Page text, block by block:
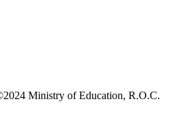
Ministry of Education, R.O.C.